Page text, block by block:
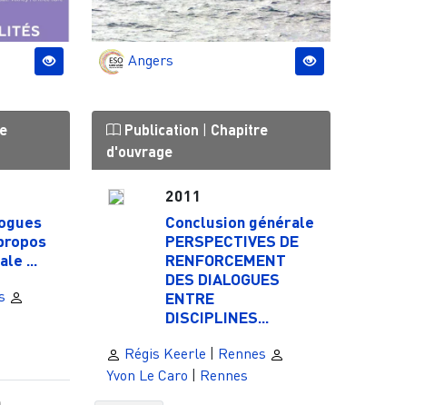
Angers
...
Publication | Chapitre
d'ouvrage
2011
Conclusion générale
PERSPECTIVES DE
RENFORCEMENT
DES DIALOGUES
ENTRE
DISCIPLINES...
Régis Keerle
Rennes
Yvon Le Caro
Rennes